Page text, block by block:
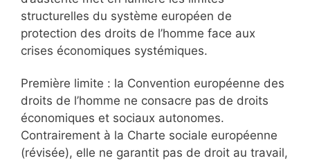
structurelles du système européen de
protection des droits de l’homme face aux
crises économiques systémiques.
Première limite : la Convention européenne des
droits de l’homme ne consacre pas de droits
économiques et sociaux autonomes.
Contrairement à la Charte sociale européenne
(révisée), elle ne garantit pas de droit au travail,